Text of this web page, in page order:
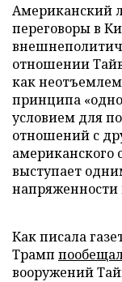
Американский
переговоры в
отношении
как
принципа
условием для
отношений с
американского
выступает
Как писала
Трамп
вооружений